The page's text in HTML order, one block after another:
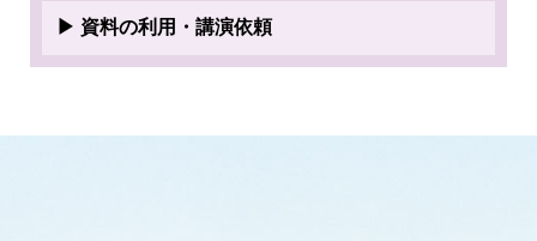
▶ 資料の利用・講演依頼